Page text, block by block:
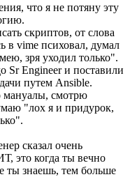
что я не потяну эту
скриптов, от слова
в vimе психовал, думал
зря уходил только".
Sr Engineer и поставили
путем Ansible.
мануалы, смотрю
"лох я и придурок,
сказал очень
это когда ты вечно
ты знаешь, тем больше